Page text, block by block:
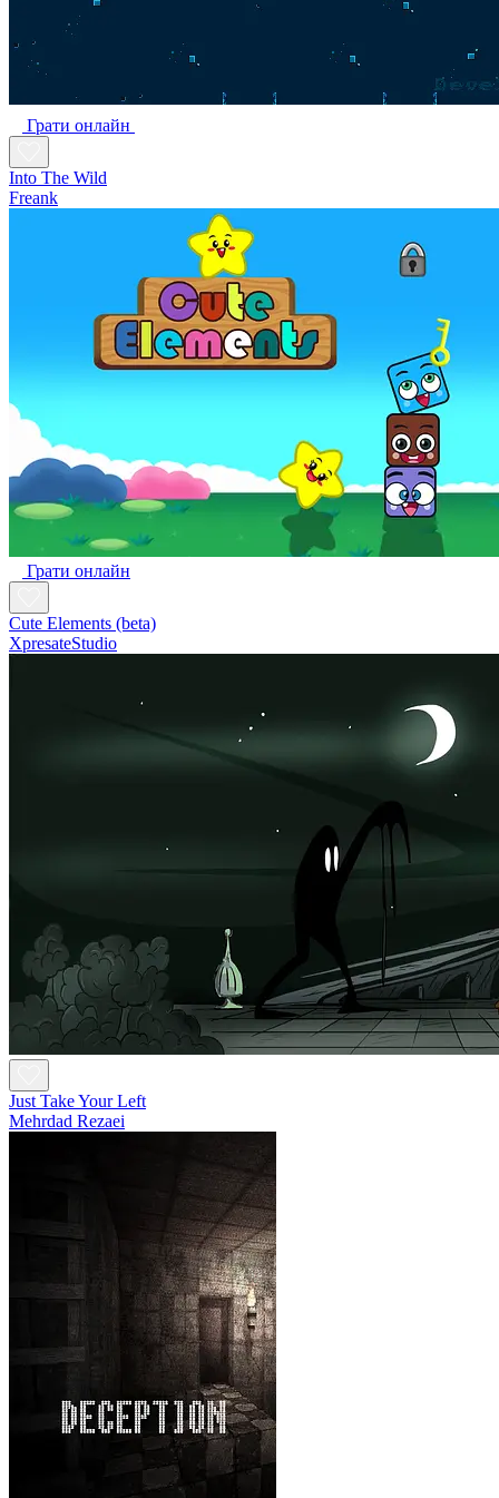
Грати онлайн
Into The Wild
Freank
Грати онлайн
Cute Elements (beta)
XpresateStudio
Just Take Your Left
Mehrdad Rezaei